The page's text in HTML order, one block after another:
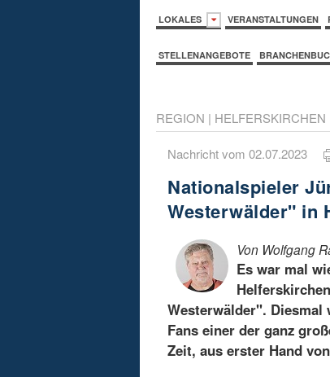
LOKALES VERANSTALTUNGEN
STELLENANGEBOTE
REGION | HELFERSKIRCHEN
Nachricht vom 02.07.2023
Nationalspieler
Westerwälder" in
Von Wolfgang
Es war mal
Westerwälder".
Fans einer der ganz
Zeit, aus erster Hand